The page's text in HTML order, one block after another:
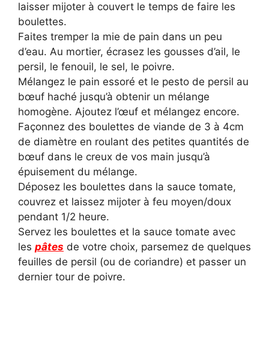
laisser mijoter à couvert le temps de faire les
boulettes.
Faites tremper la mie de pain dans un peu
d’eau. Au mortier, écrasez les gousses d’ail, le
persil, le fenouil, le sel, le poivre.
Mélangez le pain essoré et le pesto de persil au
bœuf haché jusqu’à obtenir un mélange
homogène. Ajoutez l’œuf et mélangez encore.
Façonnez des boulettes de viande de 3 à 4cm
de diamètre en roulant des petites quantités de
bœuf dans le creux de vos main jusqu’à
épuisement du mélange.
Déposez les boulettes dans la sauce tomate,
couvrez et laissez mijoter à feu moyen/doux
pendant 1/2 heure.
Servez les boulettes et la sauce tomate avec
les pâtes de votre choix, parsemez de quelques
feuilles de persil (ou de coriandre) et passer un
dernier tour de poivre.